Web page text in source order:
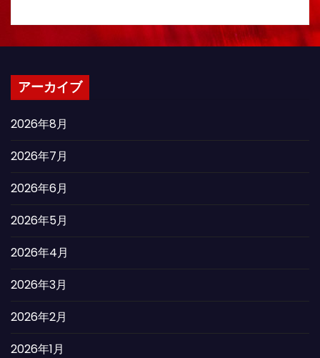
アーカイブ
2026年8月
2026年7月
2026年6月
2026年5月
2026年4月
2026年3月
2026年2月
2026年1月